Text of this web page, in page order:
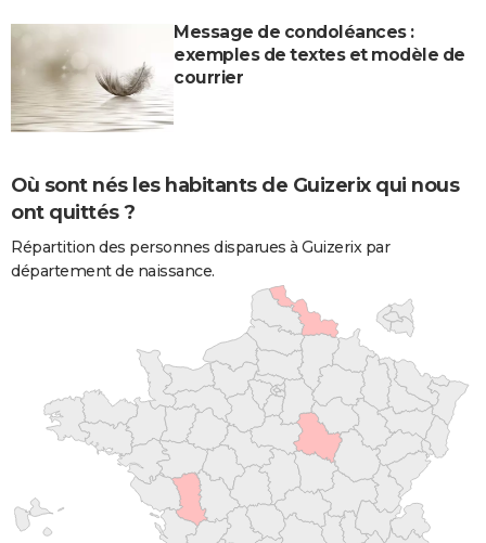
Message de condoléances :
exemples de textes et modèle de
courrier
Où sont nés les habitants de Guizerix qui nous
ont quittés ?
Répartition des personnes disparues à Guizerix par
département de naissance.